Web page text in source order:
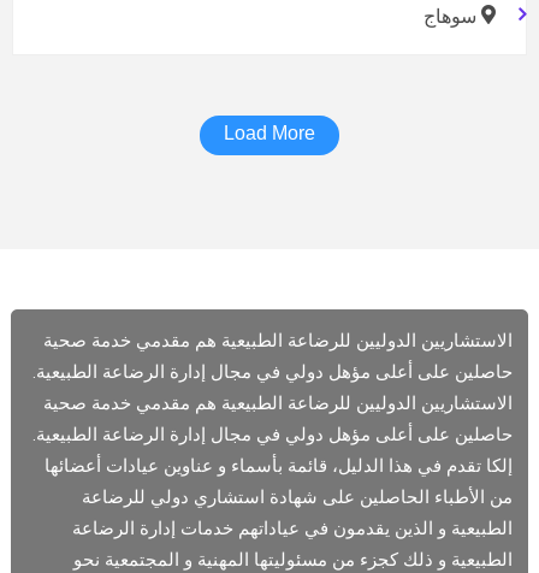
سوهاج
Load More
الاستشاريين الدوليين للرضاعة الطبيعية هم مقدمي خدمة صحية
حاصلين على أعلى مؤهل دولي في مجال إدارة الرضاعة الطبيعية.
الاستشاريين الدوليين للرضاعة الطبيعية هم مقدمي خدمة صحية
حاصلين على أعلى مؤهل دولي في مجال إدارة الرضاعة الطبيعية.
إلكا تقدم في هذا الدليل، قائمة بأسماء و عناوين عيادات أعضائها
من الأطباء الحاصلين على شهادة استشاري دولي للرضاعة
الطبيعية و الذين يقدمون في عياداتهم خدمات إدارة الرضاعة
الطبيعية و ذلك كجزء من مسئوليتها المهنية و المجتمعية نحو